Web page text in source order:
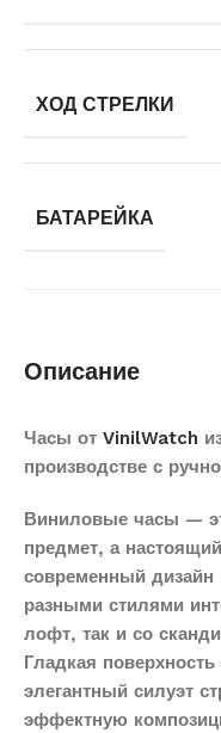
ХОД СТРЕЛКИ
БАТАРЕЙКА
Описание
Часы от VinilWatch
производстве с
Виниловые часы —
предмет, а
современный дизайн
разными стилями
лофт, так и со
Гладкая
элегантный силуэт
эффектную